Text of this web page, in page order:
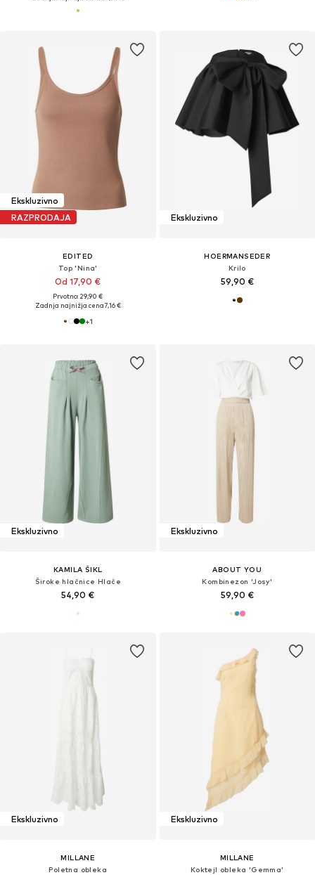
Ekskluzivno
RAZPRODAJA
EDITED
Top 'Nina'
Od 17,90 €
Prvotno: 29,90 €
Zadnja najnižja cena7,16 €
+1
Ekskluzivno
HOERMANSEDER
Krilo
59,90 €
Ekskluzivno
KAMILA ŠIKL
Široke hlačnice Hlače
54,90 €
Ekskluzivno
ABOUT YOU
Kombinezon 'Josy'
59,90 €
Ekskluzivno
MILLANE
Poletna obleka
Ekskluzivno
MILLANE
Koktejl obleka 'Gemma'